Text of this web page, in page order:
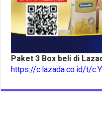
Paket 3 Box beli di
https://c.lazada.co.id/t/